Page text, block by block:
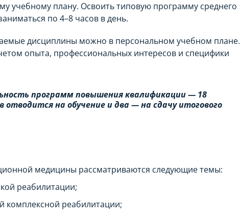
учебному плану. Освоить типовую программу среднего
по 4–8 часов в день.
дисциплины можно в персональном учебном плане.
опыта, профессиональных интересов и специфики
программ повышения квалификации — 18
отводится на обучение и два — на сдачу итогового
медицины рассматриваются следующие темы:
реабилитации;
комплексной реабилитации;